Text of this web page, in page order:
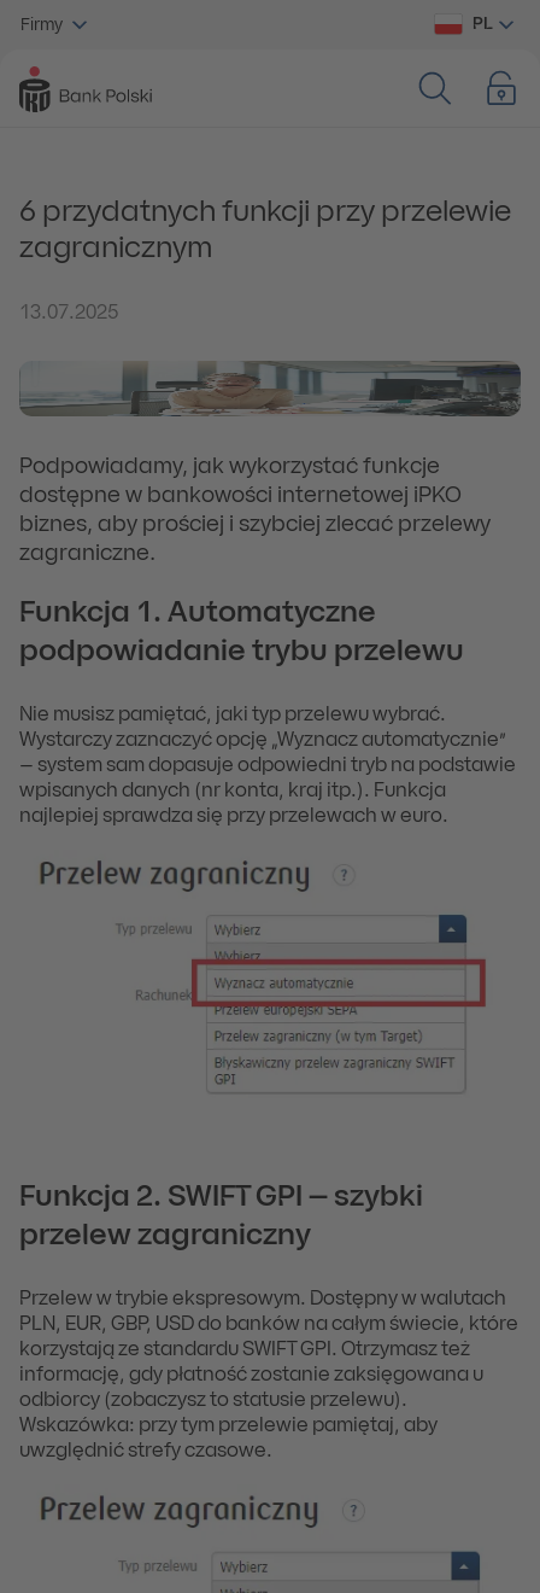
Firmy PL
6 przydatnych funkcji przy przelewie
zagranicznym
13.07.2025
Podpowiadamy, jak wykorzystać funkcje
dostępne w bankowości internetowej iPKO
biznes, aby prościej i szybciej zlecać przelewy
zagraniczne.
Funkcja 1. Automatyczne
podpowiadanie trybu przelewu
Nie musisz pamiętać, jaki typ przelewu wybrać.
Wystarczy zaznaczyć opcję „Wyznacz automatycznie”
– system sam dopasuje odpowiedni tryb na podstawie
wpisanych danych (nr konta, kraj itp.). Funkcja
najlepiej sprawdza się przy przelewach w euro.
Funkcja 2. SWIFT GPI – szybki
przelew zagraniczny
Przelew w trybie ekspresowym. Dostępny w walutach
PLN, EUR, GBP, USD do banków na całym świecie, które
korzystają ze standardu SWIFT GPI. Otrzymasz też
informację, gdy płatność zostanie zaksięgowana u
odbiorcy (zobaczysz to statusie przelewu).
Wskazówka: przy tym przelewie pamiętaj, aby
uwzględnić strefy czasowe.